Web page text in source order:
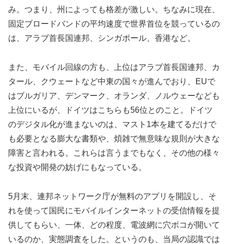
み。つまり、州によっても格差が激しい。ちなみに現在、
固定ブロードバンドの平均速度で世界首位を競っているの
は、アラブ首長国連邦、シンガポール、香港など。
また、モバイル回線の方も、上位はアラブ首長国連邦、カ
タール、クウェートなど中東の国々が進んでおり、EUで
はブルガリア、デンマーク、オランダ、ノルウェーなども
上位にいるが、ドイツはこちらも56位とのこと。ドイツ
のデジタル化が進まないのは、マスト1本を建てるだけで
も必要となる膨大な書類や、煩雑で無意味な規則が大きな
障害と言われる。これらは言うまでもなく、その他の様々
な投資や開発の妨げにもなっている。
5月末、連邦ネットワーク庁が無料のアプリを開設し、そ
れを使って国民にモバイルインターネットの受信情報を提
供してもらい、一体、どの程度、電波網に穴ボコが開いて
いるのか、実態調査をした。というのも、当局の認識では